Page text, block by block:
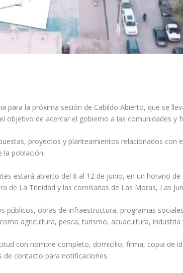
para la próxima sesión de Cabildo Abierto, que se
objetivo de acercar el gobierno a las comunidades y
proyectos y planteamientos relacionados con
la población.
estará abierto del 8 al 12 de junio, en un horario de
de La Trinidad y las comisarías de Las Moras, Las
públicos, obras de infraestructura, programas
agricultura, pesca, turismo, acuacultura, industria
con nombre completo, domicilio, firma, copia de
de contacto para notificaciones.